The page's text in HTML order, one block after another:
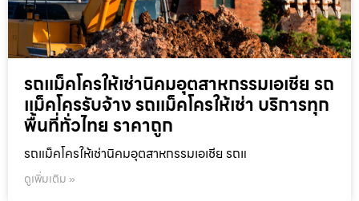
รถแม็คโครให้เช่านิคมอุตสาหกรรมเอเชีย รถ
แม็คโครรับจ้าง รถแม็คโครให้เช่า บริการทุก
พื้นที่ทั่วไทย ราคาถูก
รถแม็คโครให้เช่านิคมอุตสาหกรรมเอเชีย รถแ
ดูเพิ่มเติม »